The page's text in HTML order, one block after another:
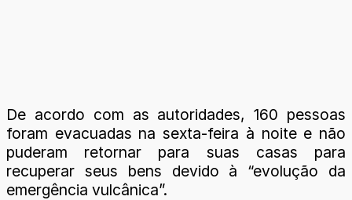
De acordo com as autoridades, 160 pessoas
foram evacuadas na sexta-feira à noite e não
puderam retornar para suas casas para
recuperar seus bens devido à “evolução da
emergência vulcânica”.